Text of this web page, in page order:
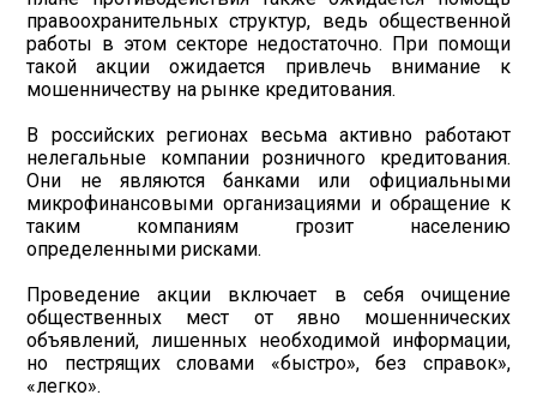
правоохранительных структур, ведь общественной
работы в этом секторе недостаточно. При помощи
такой акции ожидается привлечь внимание к
мошенничеству на рынке кредитования.
В российских регионах весьма активно работают
нелегальные компании розничного кредитования.
Они не являются банками или официальными
микрофинансовыми организациями и обращение к
таким компаниям грозит населению
определенными рисками.
Проведение акции включает в себя очищение
общественных мест от явно мошеннических
объявлений, лишенных необходимой информации,
но пестрящих словами «быстро», без справок»,
«легко».